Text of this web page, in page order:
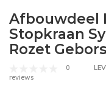
Afbouwdeel
Stopkraan
Rozet
0
reviews